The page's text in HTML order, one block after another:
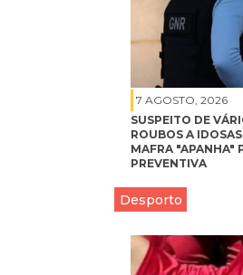
7 AGOSTO, 2026
SUSPEITO DE
ROUBOS A
MAFRA "APANHA"
PREVENTIVA
Desporto